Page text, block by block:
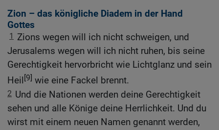
Zion – das königliche Diadem in der Hand
Gottes
1
Zions wegen will ich nicht schweigen, und
Jerusalems wegen will ich nicht ruhen, bis seine
Gerechtigkeit hervorbricht wie Lichtglanz und sein
Heil [9] wie eine Fackel brennt.
2 Und die Nationen werden deine Gerechtigkeit
sehen und alle Könige deine Herrlichkeit. Und du
wirst mit einem neuen Namen genannt werden,